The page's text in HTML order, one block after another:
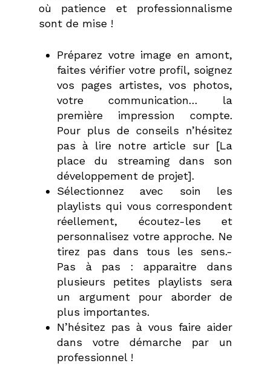
où patience et professionnalisme
sont de mise !
Préparez votre image en amont,
faites vérifier votre profil, soignez
vos pages artistes, vos photos,
votre communication… la
première impression compte.
Pour plus de conseils n’hésitez
pas à lire notre article sur [La
place du streaming dans son
développement de projet].
Sélectionnez avec soin les
playlists qui vous correspondent
réellement, écoutez-les et
personnalisez votre approche. Ne
tirez pas dans tous les sens.-
Pas à pas : apparaitre dans
plusieurs petites playlists sera
un argument pour aborder de
plus importantes.
N’hésitez pas à vous faire aider
dans votre démarche par un
professionnel !